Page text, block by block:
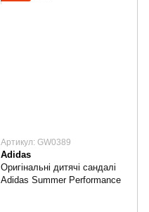
Артикул: GW0389
Adidas
Оригінальні дитячі сандалі
Adidas Summer Performance